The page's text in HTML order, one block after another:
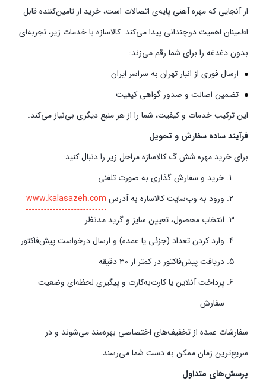
از آنجایی که مهره آهنی پایه‌ی اتصالات است، خرید از تامین‌کننده قابل
اطمینان اهمیت دوچندانی پیدا می‌کند. کالاسازه با خدمات زیر، تجربه‌ای
بدون دغدغه را برای شما رقم می‌زند:
ارسال فوری از انبار تهران به سراسر ایران
تضمین اصالت و صدور گواهی کیفیت
این ترکیب خدمات و کیفیت، شما را از هر منبع دیگری بی‌نیاز می‌کند.
فرآیند ساده سفارش و تحویل
برای خرید مهره شش گ کالاسازه مراحل زیر را دنبال کنید:
خرید و سفارش گذاری به صورت تلفنی
ورود به وب‌سایت کالاسازه به آدرس www.kalasazeh.com
انتخاب محصول، تعیین سایز و گرید مدنظر
وارد کردن تعداد (جزئی یا عمده) و ارسال درخواست پیش‌فاکتور
دریافت پیش‌فاکتور در کمتر از ۳۰ دقیقه
پرداخت آنلاین یا کارت‌به‌کارت و پیگیری لحظه‌ای وضعیت
سفارش
سفارشات عمده از تخفیف‌های اختصاصی بهره‌مند می‌شوند و در
سریع‌ترین زمان ممکن به دست شما می‌رسند.
پرسش‌های متداول